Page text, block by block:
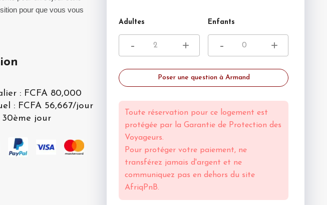
pour que vous vous
: FCFA 80,000
: FCFA 56,667/jour
jour
Adultes
- +
Enfants
- +
Poser une question à Armand
Toute réservation pour ce logement est
protégée par la Garantie de Protection des
Voyageurs.
Pour protéger votre paiement, ne
transférez jamais d'argent et ne
communiquez pas en dehors du site
AfriqPnB.